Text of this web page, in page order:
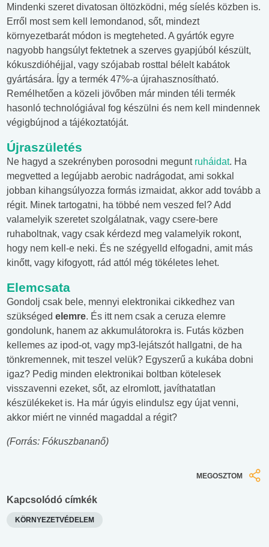
Mindenki szeret divatosan öltözködni, még síelés közben is.
Erről most sem kell lemondanod, sőt, mindezt
környezetbarát módon is megteheted. A gyártók egyre
nagyobb hangsúlyt fektetnek a szerves gyapjúból készült,
kókuszdióhéjjal, vagy szójabab rosttal bélelt kabátok
gyártására. Így a termék 47%-a újrahasznosítható.
Remélhetően a közeli jövőben már minden téli termék
hasonló technológiával fog készülni és nem kell mindennek
végigbújnod a tájékoztatóját.
Újraszületés
Ne hagyd a szekrényben porosodni megunt ruháidat. Ha
megvetted a legújabb aerobic nadrágodat, ami sokkal
jobban kihangsúlyozza formás izmaidat, akkor add tovább a
régit. Minek tartogatni, ha többé nem veszed fel? Add
valamelyik szeretet szolgálatnak, vagy csere-bere
ruhaboltnak, vagy csak kérdezd meg valamelyik rokont,
hogy nem kell-e neki. És ne szégyelld elfogadni, amit más
kinőtt, vagy kifogyott, rád attól még tökéletes lehet.
Elemcsata
Gondolj csak bele, mennyi elektronikai cikkedhez van
szükséged elemre. És itt nem csak a ceruza elemre
gondolunk, hanem az akkumulátorokra is. Futás közben
kellemes az ipod-ot, vagy mp3-lejátszót hallgatni, de ha
tönkremennek, mit teszel velük? Egyszerű a kukába dobni
igaz? Pedig minden elektronikai boltban kötelesek
visszavenni ezeket, sőt, az elromlott, javíthatatlan
készülékeket is. Ha már úgyis elindulsz egy újat venni,
akkor miért ne vinnéd magaddal a régit?
(Forrás: Fókuszbananő)
MEGOSZTOM
Kapcsolódó címkék
KÖRNYEZETVÉDELEM